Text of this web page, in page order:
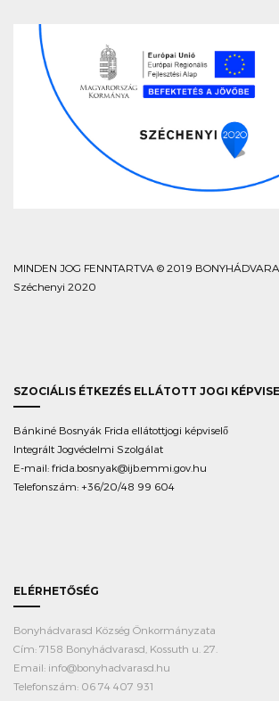
MINDEN JOG FENNTARTVA © 2019
Széchenyi 2020
SZOCIÁLIS ÉTKEZÉS ELLÁTOTT JOGI
Bánkiné Bosnyák Frida ellátottjogi képviselő
Integrált Jogvédelmi Szolgálat
E-mail: frida.bosnyak@ijb.emmi.gov.hu
Telefonszám: +36/20/48 99 604
ELÉRHETŐSÉG
Bonyhádvarasd Község Önkormányzata
Cím: 7158 Bonyhádvarasd, Kossuth u. 27.
Email: info@bonyhadvarasd.hu
Telefonszám: 06 74 407 931